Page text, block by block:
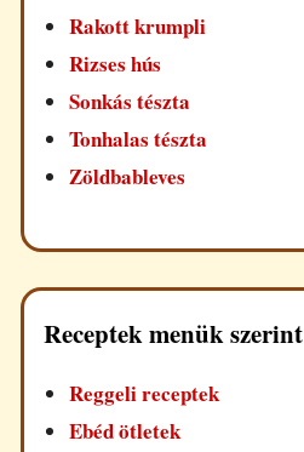
Rakott krumpli
Rizses hús
Sonkás tészta
Tonhalas tészta
Zöldbableves
Receptek menük szerint
Reggeli receptek
Ebéd ötletek